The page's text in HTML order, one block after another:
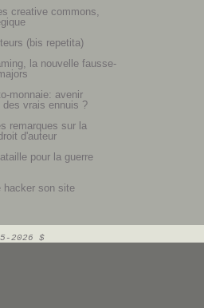
creative commons,
(bis repetita)
la nouvelle fausse-
monnaie: avenir
des vrais ennuis ?
remarques sur la
d'auteur
pour la guerre
hacker son site
2026 $